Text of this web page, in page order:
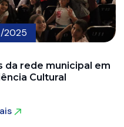
2025
da rede municipal em
Cultural